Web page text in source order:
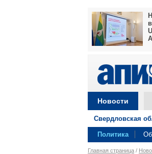
Новости
Свердловская
Политика
Главная страница /